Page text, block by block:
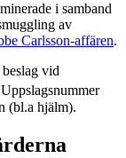
i samband
av
Carlsson-affären.
vid
Uppslagsnummer
(bl.a hjälm).